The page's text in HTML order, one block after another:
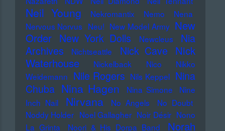
Neil Young Nekromantix Nemo
Nena
Nervous Norvus Neu! New Model Army New
Order New York Dolls Newcleus
Nia
Archives
Nichtseattle Nick Cave
Nick
Waterhouse
Nickelback Nico
Nikko
Weidemann Nile Rogers Nils Keppel Nina
Chuba Nina Hagen Nina Simone
Nine
Inch Nail
Nirvana No Angels
No Doubt
Noddy Holder Noel Gallagher Noir Désir Nono
La Grinta
Noori & His Dorpa Band
Norah